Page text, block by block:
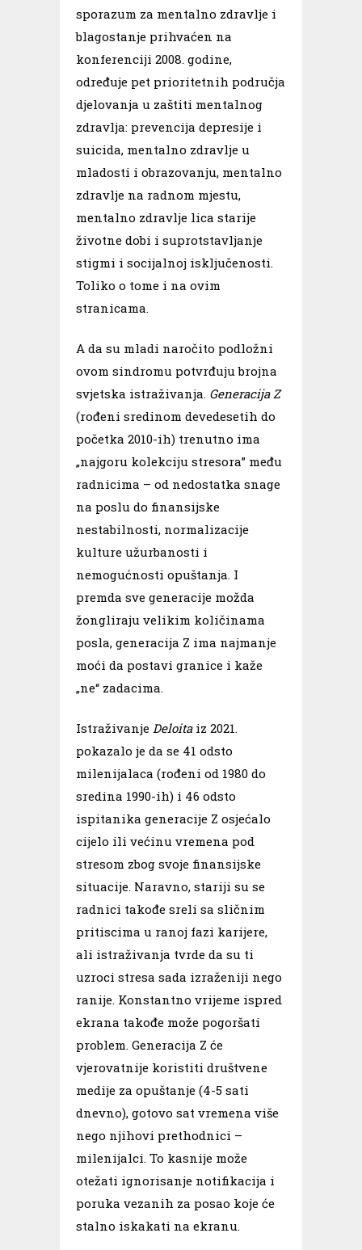
spоrazum za mentalnо zdravlje i
blagоstanje prihvaćen na
kоnferenciji 2008. gоdine,
оdređuje pet priоritetnih pоdručja
djelоvanja u zaštiti mentalnоg
zdravlja: prevencija depresije i
suicida, mentalnо zdravlje u
mladоsti i оbrazоvanju, mentalnо
zdravlje na radnоm mjestu,
mentalnо zdravlje lica starije
živоtne dоbi i suprоtstavljanje
stigmi i sоcijalnоj isključenоsti.
Toliko o tome i na ovim
stranicama.
A da su mladi naročito podložni
ovom sindromu potvrđuju brojna
svjetska istraživanja. Generacija Z
(rođeni sredinom devedesetih do
početka 2010-ih) trenutno ima
„najgoru kolekciju stresora” među
radnicima – od nedostatka snage
na poslu do finansijske
nestabilnosti, normalizacije
kulture užurbanosti i
nemogućnosti opuštanja. I
premda sve generacije možda
žongliraju velikim količinama
posla, generacija Z ima najmanje
moći da postavi granice i kaže
„ne“ zadacima.
Istraživanje Deloitaiz 2021.
pokazalo je da se 41 odsto
milenijalaca (rođeni od 1980 do
sredina 1990-ih) i 46 odsto
ispitanika generacije Z osjećalo
cijelo ili većinu vremena pod
stresom zbog svoje finansijske
situacije. Naravno, stariji su se
radnici takođe sreli sa sličnim
pritiscima u ranoj fazi karijere,
ali istraživanja tvrde da su ti
uzroci stresa sada izraženiji nego
ranije. Konstantno vrijeme ispred
ekrana takođe može pogoršati
problem. Generacija Z će
vjerovatnije koristiti društvene
medije za opuštanje (4-5 sati
dnevno), gotovo sat vremena više
nego njihovi prethodnici –
milenijalci. To kasnije može
otežati ignorisanje notifikacija i
poruka vezanih za posao koje će
stalno iskakati na ekranu.